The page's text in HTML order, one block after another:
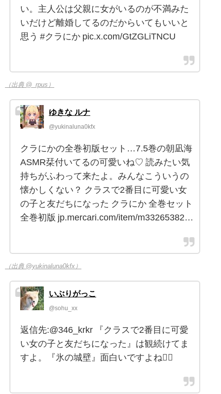
い。主人公は父親に女がいるのが不満みた
いだけど離婚してるのだからいてもいいと
思う #クラにか pic.x.com/GtZGLiTNCU
（出典 @_rpus）
ゆきな ルナ
@yukinaluna0kfx
クラにかの全巻初版セット…7.5巻の朝凪海
ASMR栞付いてるの可愛いね♡ 読みたい気
持ちがふわって来たよ。みんなこういうの
懐かしくない？ クラスで2番目に可愛い女
の子と友だちになった クラにか 全巻セット
全巻初版 jp.mercari.com/item/m33265382…
（出典 @yukinaluna0kfx）
いぶりがっこ
@sohu_xx
返信先:@346_krkr 『クラスで2番目に可愛
い女の子と友だちになった』は観続けてま
すよ。『氷の城壁』面白いですよね🙂‍↕️